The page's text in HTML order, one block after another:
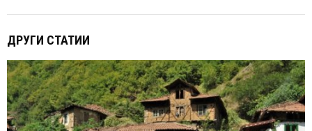
ДРУГИ СТАТИИ